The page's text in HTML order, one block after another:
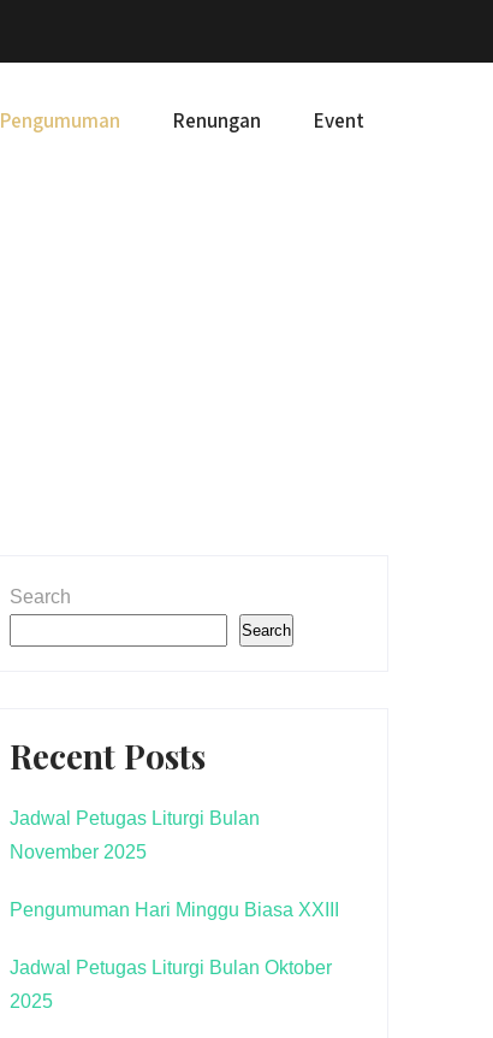
Pengumuman Renungan Event
Search
Search
Recent Posts
Jadwal Petugas Liturgi Bulan
November 2025
Pengumuman Hari Minggu Biasa XXIII
Jadwal Petugas Liturgi Bulan Oktober
2025